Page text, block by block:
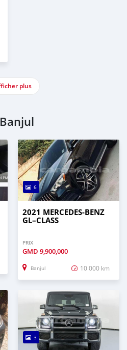
plus
6
2021 MERCEDES‒BENZ
GL–CLASS
PRIX
GMD 9,900,000
Banjul 10 000 km
3